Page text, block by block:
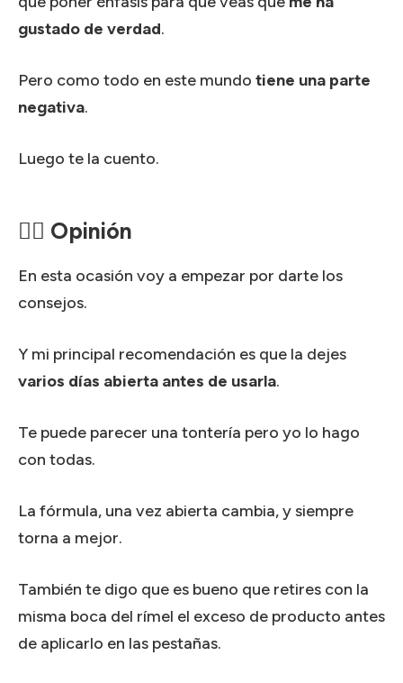
gustado de verdad.
Pero como todo en este mundo tiene una parte
negativa.
Luego te la cuento.
🙋‍♀️ Opinión
En esta ocasión voy a empezar por darte los
consejos.
Y mi principal recomendación es que la dejes
varios días abierta antes de usarla.
Te puede parecer una tontería pero yo lo hago
con todas.
La fórmula, una vez abierta cambia, y siempre
torna a mejor.
También te digo que es bueno que retires con la
misma boca del rímel el exceso de producto antes
de aplicarlo en las pestañas.